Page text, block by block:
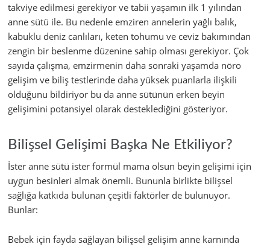
takviye edilmesi gerekiyor ve tabii yaşamın ilk 1 yılından
anne sütü ile. Bu nedenle emziren annelerin yağlı balık,
kabuklu deniz canlıları, keten tohumu ve ceviz bakımından
zengin bir beslenme düzenine sahip olması gerekiyor. Çok
sayıda çalışma, emzirmenin daha sonraki yaşamda nöro
gelişim ve biliş testlerinde daha yüksek puanlarla ilişkili
olduğunu bildiriyor bu da anne sütünün erken beyin
gelişimini potansiyel olarak desteklediğini gösteriyor.
Bilişsel Gelişimi Başka Ne Etkiliyor?
İster anne sütü ister formül mama olsun beyin gelişimi için
uygun besinleri almak önemli. Bununla birlikte bilişsel
sağlığa katkıda bulunan çeşitli faktörler de bulunuyor.
Bunlar:
Bebek için fayda sağlayan bilişsel gelişim anne karnında